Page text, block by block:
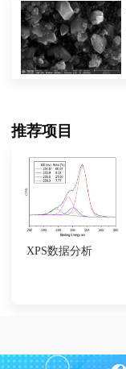
推荐项目
XPS数据分析